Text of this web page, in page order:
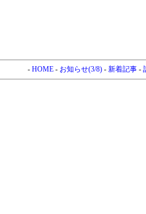
- HOME- お知らせ(3/8)- 新着記事-